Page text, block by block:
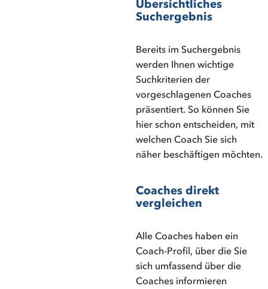
Übersichtliches
Suchergebnis
Bereits im Suchergebnis
werden Ihnen wichtige
Suchkriterien der
vorgeschlagenen Coaches
präsentiert. So können Sie
hier schon entscheiden, mit
welchen Coach Sie sich
näher beschäftigen möchten.
Coaches direkt
vergleichen
Alle Coaches haben ein
Coach-Profil, über die Sie
sich umfassend über die
Coaches informieren